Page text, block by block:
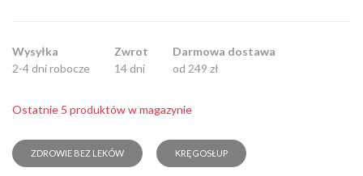
Wysyłka
2-4 dni robocze
Zwrot
14 dni
Darmowa dostawa
od 249 zł
Ostatnie 5 produktów w magazynie
ZDROWIE BEZ LEKÓW KRĘGOSŁUP